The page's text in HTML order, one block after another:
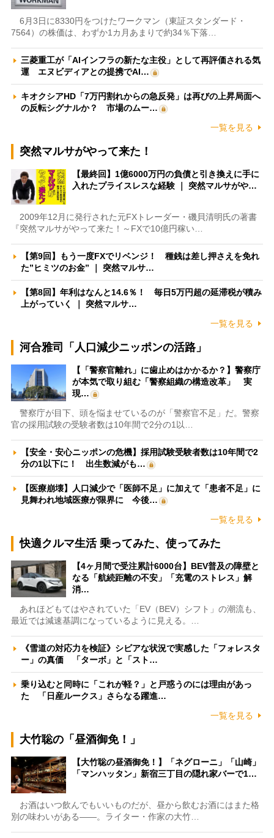
6月3日に8330円をつけたワークマン（東証スタンダード・
7564）の株価は、わずか1カ月あまりで約34％下落…
三菱重工が「AIインフラの新たな主役」として再評価される気
運 エヌビディアとの提携でAI…
キオクシアHD「7万円割れからの急反発」は再びの上昇局面へ
の反転シグナルか？ 市場のムー…
一覧を見る
突然マルサがやって来た！
【最終回】1億6000万円の負債と引き換えに手に
入れたプライスレスな経験 ｜ 突然マルサがや…
2009年12月に発行された元FXトレーダー・磯貝清明氏の著書
『突然マルサがやって来た！～FXで10億円稼い…
【第9回】もう一度FXでリベンジ！ 種銭は差し押さえを免れ
た”ヒミツのお金” ｜ 突然マルサ…
【第8回】年利はなんと14.6％！ 毎日5万円超の延滞税が積み
上がっていく ｜ 突然マルサ…
一覧を見る
河合雅司「人口減少ニッポンの活路」
【「警察官離れ」に歯止めはかかるか？】警察庁
が本気で取り組む「警察組織の構造改革」 実
現…
警察庁が目下、頭を悩ませているのが「警察官不足」だ。警察
官の採用試験の受験者数は10年間で2分の1以…
【安全・安心ニッポンの危機】採用試験受験者数は10年間で2
分の1以下に！ 出生数減がも…
【医療崩壊】人口減少で「医師不足」に加えて「患者不足」に
見舞われ地域医療が限界に 今後…
一覧を見る
快適クルマ生活 乗ってみた、使ってみた
【4ヶ月間で受注累計6000台】BEV普及の障壁と
なる「航続距離の不安」「充電のストレス」解
消…
あれほどもてはやされていた「EV（BEV）シフト」の潮流も、
最近では減速基調になっているように見える。…
《雪道の対応力を検証》シビアな状況で実感した「フォレスタ
ー」の真価 「ターボ」と「スト…
乗り込むと同時に「これが軽？」と戸惑うのには理由があっ
た 「日産ルークス」さらなる躍進…
一覧を見る
大竹聡の「昼酒御免！」
【大竹聡の昼酒御免！】「ネグローニ」「山崎」
「マンハッタン」新宿三丁目の隠れ家バーで1…
お酒はいつ飲んでもいいものだが、昼から飲むお酒にはまた格
別の味わいがある――。ライター・作家の大竹…